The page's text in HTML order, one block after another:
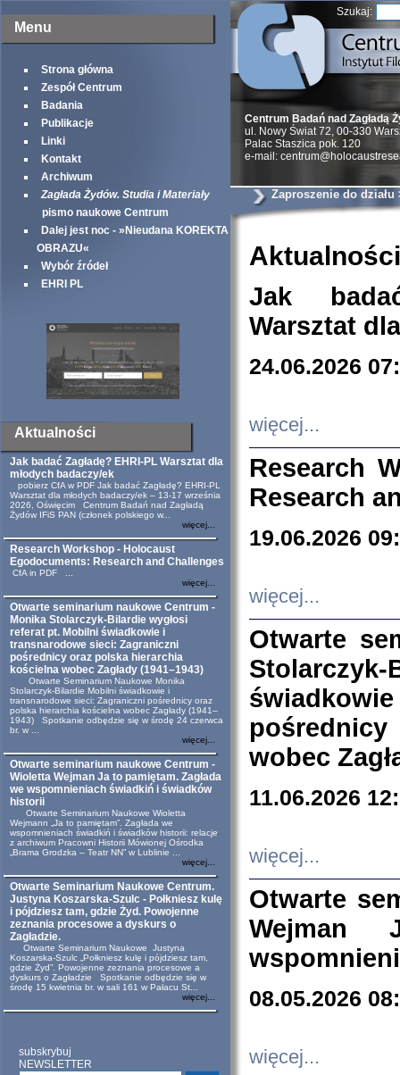
Menu
Strona główna
Zespół Centrum
Badania
Publikacje
Linki
Kontakt
Archiwum
Zagłada Żydów. Studia i Materiały
pismo naukowe Centrum
Dalej jest noc - »Nieudana KOREKTA
OBRAZU«
Wybór źródeł
EHRI PL
Aktualności
Jak badać Zagładę? EHRI-PL Warsztat dla
młodych badaczy/ek
pobierz CfA w PDF Jak badać Zagładę? EHRI-PL
Warsztat dla młodych badaczy/ek – 13-17 września
2026, Oświęcim Centrum Badań nad Zagładą
Żydów IFiS PAN (członek polskiego w...
więcej...
Research Workshop - Holocaust
Egodocuments: Research and Challenges
CfA in PDF ...
więcej...
Otwarte seminarium naukowe Centrum -
Monika Stolarczyk-Bilardie wygłosi
referat pt. Mobilni świadkowie i
transnarodowe sieci: Zagraniczni
pośrednicy oraz polska hierarchia
kościelna wobec Zagłady (1941–1943)
Otwarte Seminarium Naukowe Monika
Stolarczyk-Bilardie Mobilni świadkowie i
transnarodowe sieci: Zagraniczni pośrednicy oraz
polska hierarchia kościelna wobec Zagłady (1941–
1943) Spotkanie odbędzie się w środę 24 czerwca
br. w ...
więcej...
Otwarte seminarium naukowe Centrum -
Wioletta Wejman Ja to pamiętam. Zagłada
we wspomnieniach świadkiń i świadków
historii
Otwarte Seminarium Naukowe Wioletta
Wejmann „Ja to pamiętam”. Zagłada we
wspomnieniach świadkiń i świadków historii: relacje
z archiwum Pracowni Historii Mówionej Ośrodka
„Brama Grodzka – Teatr NN” w Lublinie ...
więcej...
Otwarte Seminarium Naukowe Centrum.
Justyna Koszarska-Szulc - Połkniesz kulę
i pójdziesz tam, gdzie Żyd. Powojenne
zeznania procesowe a dyskurs o
Zagładzie.
Otwarte Seminarium Naukowe Justyna
Koszarska-Szulc „Połkniesz kulę i pójdziesz tam,
gdzie Żyd”. Powojenne zeznania procesowe a
dyskurs o Zagładzie Spotkanie odbędzie się w
środę 15 kwietnia br. w sali 161 w Pałacu St...
więcej...
subskrybuj
NEWSLETTER
Szukaj:
Centrum Badań nad Zagładą
ul. Nowy Świat 72, 00-330
Palac Staszica pok. 120
e-mail:
Zaproszenie do działu
Aktualności
Jak
Warsztat
24.06.2026
więcej...
Research
Research
19.06.2026
więcej...
Otwarte
wobec
11.06.2026
więcej...
Otwarte
Wejman
08.05.2026
więcej...